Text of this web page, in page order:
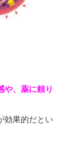
や、薬に頼り
効果的だとい